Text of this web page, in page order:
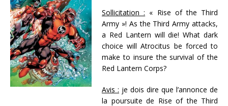
Sollicitation : « Rise of the Third
Army »! As the Third Army attacks,
a Red Lantern will die! What dark
choice will Atrocitus be forced to
make to insure the survival of the
Red Lantern Corps?
Avis : je dois dire que l’annonce de
la poursuite de Rise of the Third